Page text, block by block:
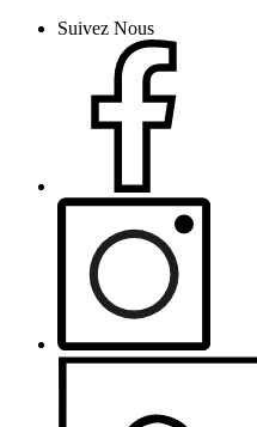
Suivez Nous